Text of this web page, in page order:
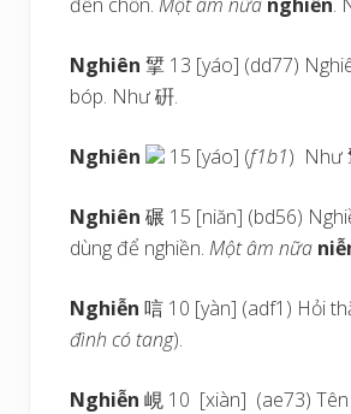
Nghiên 揅 13 [yáo] (dd77)
bóp. Như 硏.
Nghiên 15 [yáo] (f1b1) Như
Nghiên碾 15 [niăn] (bd56)
dùng để nghiền.Một âm nữa
Nghiễn唁 10 [yàn] (adf1) Hỏi
đình có tang).
Nghiễn峴 10 [xiàn] (ae73)